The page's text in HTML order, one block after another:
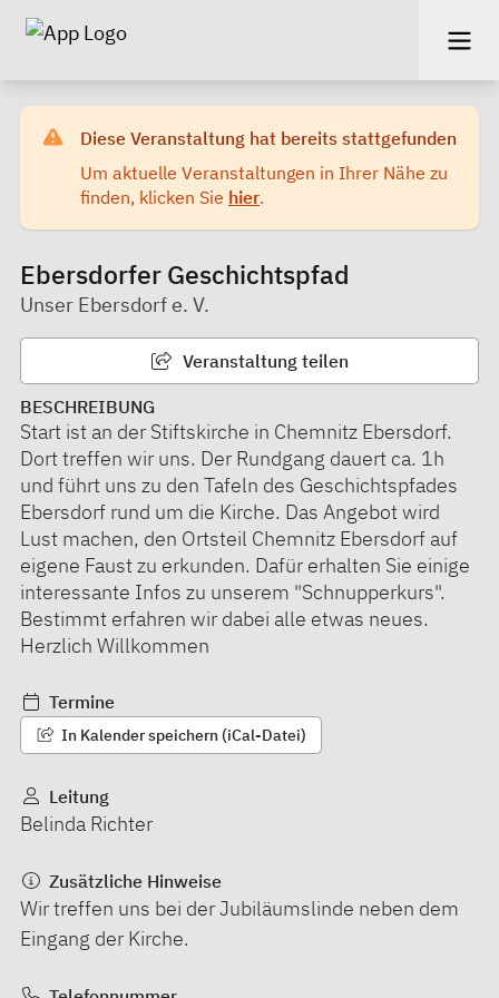
Diese Veranstaltung hat bereits stattgefunden
Um aktuelle Veranstaltungen in Ihrer Nähe zu
finden, klicken Sie hier.
Ebersdorfer Geschichtspfad
Unser Ebersdorf e. V.
Veranstaltung teilen
BESCHREIBUNG
Start ist an der Stiftskirche in Chemnitz Ebersdorf.
Dort treffen wir uns. Der Rundgang dauert ca. 1h
und führt uns zu den Tafeln des Geschichtspfades
Ebersdorf rund um die Kirche. Das Angebot wird
Lust machen, den Ortsteil Chemnitz Ebersdorf auf
eigene Faust zu erkunden. Dafür erhalten Sie einige
interessante Infos zu unserem "Schnupperkurs".
Bestimmt erfahren wir dabei alle etwas neues.
Herzlich Willkommen
Termine
In Kalender speichern (iCal-Datei)
Leitung
Belinda Richter
Zusätzliche Hinweise
Wir treffen uns bei der Jubiläumslinde neben dem
Eingang der Kirche.